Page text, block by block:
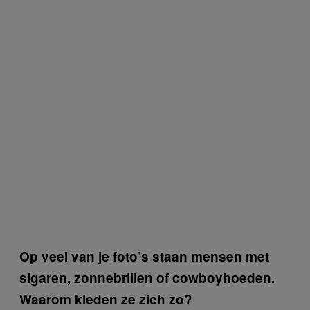
Op veel van je foto’s staan mensen met
sigaren, zonnebrillen of cowboyhoeden.
Waarom kleden ze zich zo?